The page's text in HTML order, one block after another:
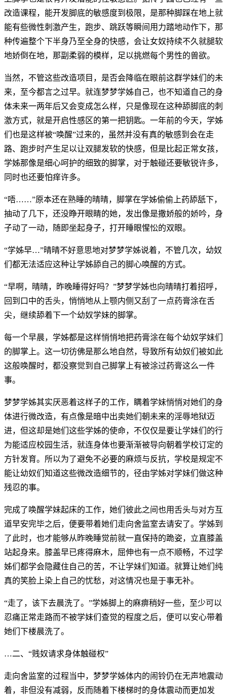
改造课程，能开发脚底的敏感度到极限，是那种脚踩在地上就
能有些微性刺激产生，跑步、跳跃等瞬间用力踏地动作下，那
种传遍整个下半身乃至全身的快感，会让女奴持续不久就腿软
地娇倒在地，那副柔弱的模样，足以挑燃每个男性的兽欲。
当然，不管这些改造项目，是否会降临在眼前这群学妹们的未
来，至今都言之过早。就连梦梦学姊自己，也不知道自己的身
体未来一两年后又会变成怎么样，只是像现在这种舔脚底的刺
激方式，就是开启性感区的第一把钥匙。一年前的今天，学姊
们也是这样被“唤醒”过来的，虽然并没有真的敏感到会在走
路、跑步时产生足以让双腿发软的快感，但是比起正常女孩，
学姊那像是细心呵护的细致的脚掌，对于触碰还要敏锐许多，
同时也还要怕痒许多。
“唔……”原本还在熟睡的晴晴，脚掌在学姊偷偷上药舔舐下，
抽动了几下，还没睁开眼睛的她，发出像是撒娇般的娇吟，身
子动了一动，随即坐起身子，打开睡眼惺忪的双眼。
“学姊早…”晴晴不好意思地对梦梦学姊说着，不管几次，幼奴
们都无法适应这种让学姊舔自己的脚心唤醒的方式。
“早啊，晴晴，昨晚睡得好吗？”梦梦学姊也向晴晴打着招呼，
回到口中的舌头，悄悄地从上颚内侧又刮了一点药膏涂在舌
尖，继续舔着下一个幼奴学妹的脚掌。
每一个早晨，学姊都是这样悄悄地把药膏涂在每个幼奴学妹们
的脚掌上。这一切彷佛是那么地自然，导致所有幼奴们被如此
这般唤醒时，都没察觉到自己脚掌上有被涂过药膏这么一件
事。
梦梦学姊其实厌恶着这样子的工作，瞒着学妹悄悄对她们的身
体进行微改造，有点像是暗中出卖她们朝未来的淫辱地狱迈
进，但这却是她们这些学姊的使命，不仅仅是要让学妹们的行
为能适应校园生活，就连身体也要渐渐被导向朝着学校订定的
方针发育。所以为了避免不必要的麻烦与反抗，学校是规定不
能让幼奴们知道这些微改造细节的，径由学姊对学妹们做这种
残忍的事。
完成了唤醒学妹起床的工作，她们彼此之间也用舌头与对方互
道早安完毕之后，便要带着她们走向舍监室去请安了。学姊到
了此时，也才能够从昨晚睡觉前就一直保持的跪姿，立直膝盖
站起身来。膝盖早已疼得麻木，屈伸也有一点不顺畅，不过学
姊们都学会隐藏住自己的苦，不让学妹们知道。就算让她们纯
真的笑脸上染上自己的忧愁，对这情况也是于事无补。
“走了，该下去晨洗了。”学姊脚上的麻痹稍好一些，至少可以
忍痛正常走路而不被学妹们查觉的程度之后，便可以安心带着
她们下楼晨洗了。
…二、“贱奴请求身体触碰权”
走向舍监室的过程当中，梦梦学姊体内的闹铃仍在无声地震动
着，非但没有减弱，反而随着下楼梯时的身体震动而更加发